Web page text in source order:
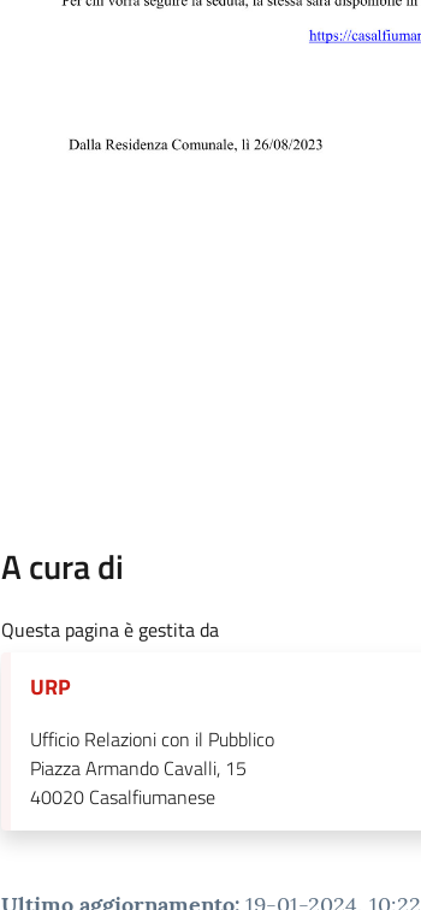
A cura di
Questa pagina è gestita da
URP
Ufficio Relazioni con il Pubblico
Piazza Armando Cavalli, 15
40020 Casalfiumanese